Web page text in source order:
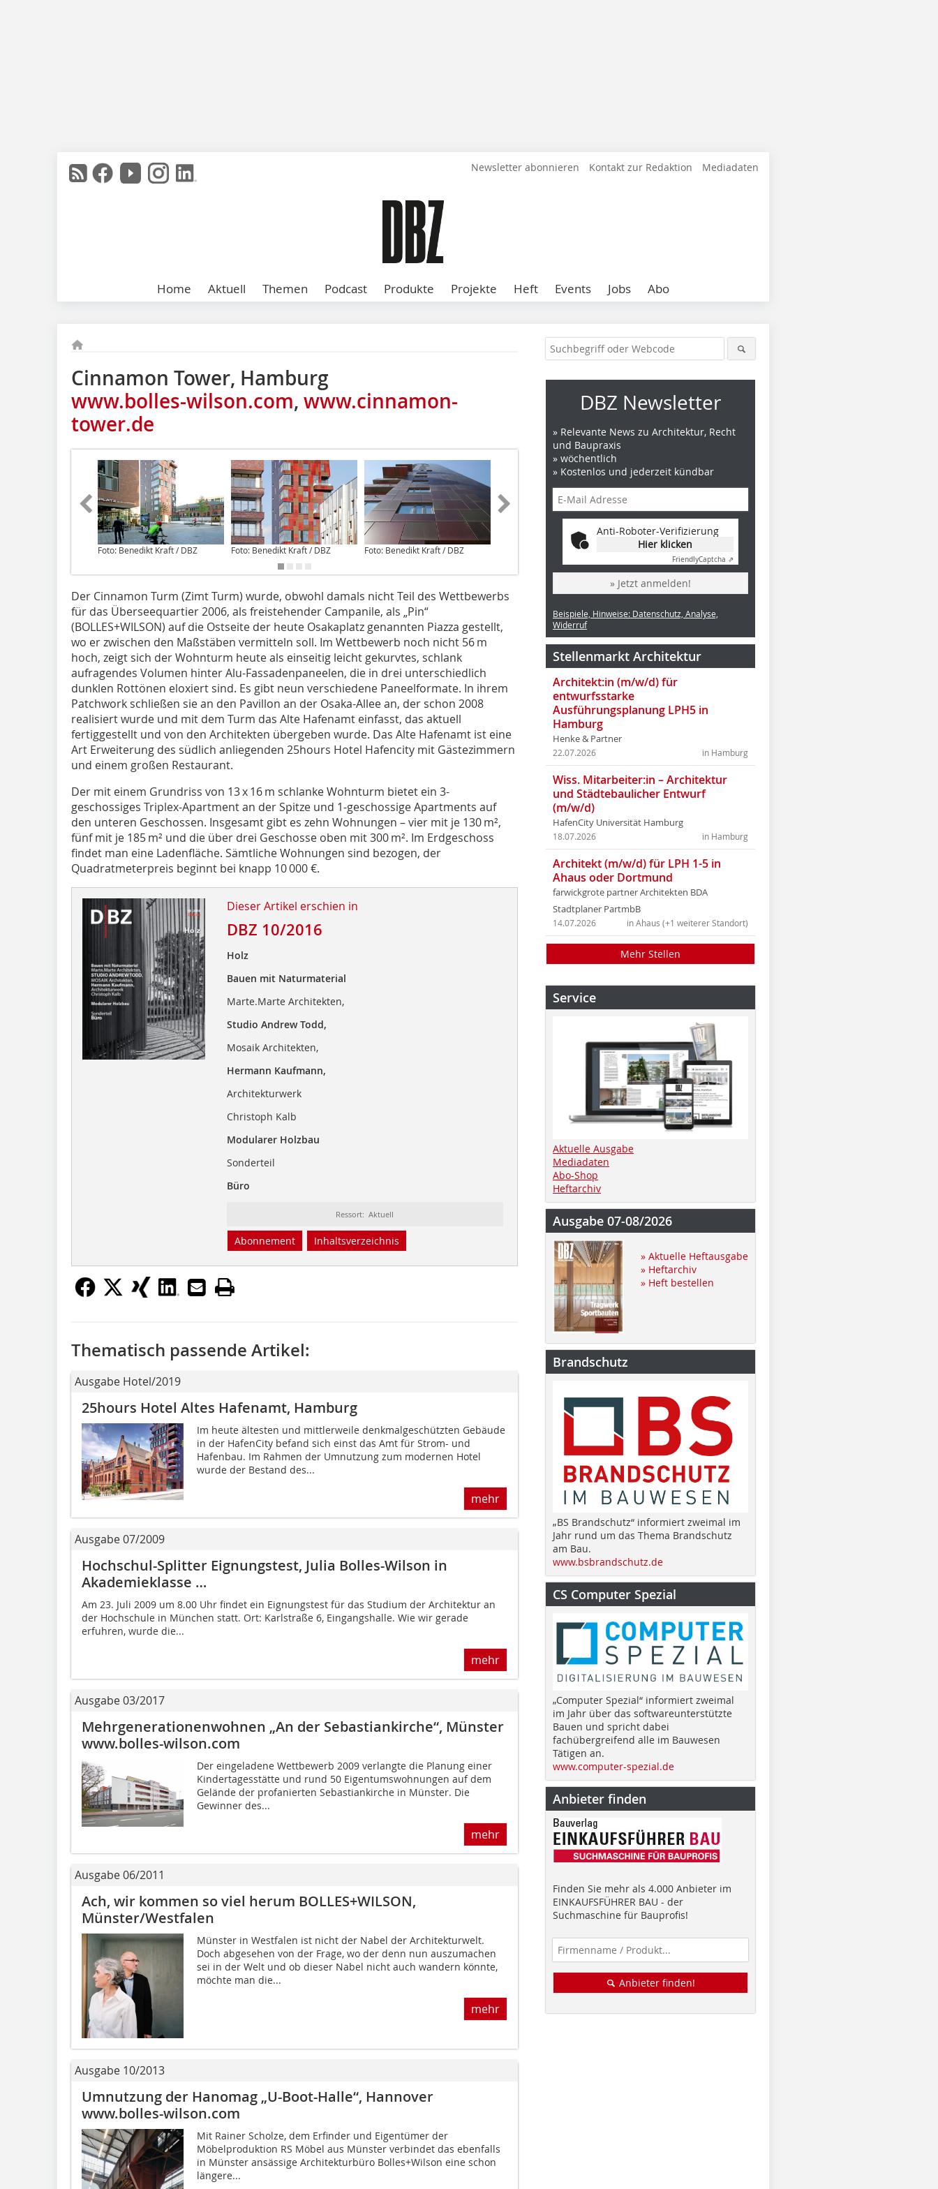
Newsletter abonnieren Kontakt zur Redaktion Mediadaten
Home Aktuell Themen Podcast Produkte Projekte Heft Events Jobs Abo
Cinnamon Tower, Hamburg
www.bolles-wilson.com, www.cinnamon-
tower.de
Foto: Benedikt Kraft / DBZ Foto: Benedikt Kraft / DBZ Foto: Benedikt Kraft / DBZ Foto: Benedikt Kraft / DBZ Foto: Benedikt Kraft / DBZ
Der Cinnamon Turm (Zimt Turm) wurde, obwohl damals nicht Teil des Wettbewerbs
für das Überseequartier 2006, als freistehender Campanile, als „Pin“
(BOLLES+WILSON) auf die Ostseite der heute Osakaplatz genannten Piazza gestellt,
wo er zwischen den Maßstäben vermitteln soll. Im Wettbewerb noch nicht 56 m
hoch, zeigt sich der Wohnturm heute als einseitig leicht gekurvtes, schlank
aufragendes Volumen hinter Alu-Fassadenpaneelen, die in drei unterschiedlich
dunklen Rottönen eloxiert sind. Es gibt neun verschiedene Paneelformate. In ihrem
Patchwork schließen sie an den Pavillon an der Osaka-Allee an, der schon 2008
realisiert wurde und mit dem Turm das Alte Hafenamt einfasst, das aktuell
fertiggestellt und von den Architekten übergeben wurde. Das Alte Hafenamt ist eine
Art Erweiterung des südlich anliegenden 25hours Hotel Hafencity mit Gästezimmern
und einem großen Restaurant.
Der mit einem Grundriss von 13 x 16 m schlanke Wohnturm bietet ein 3-
geschossiges Triplex-Apartment an der Spitze und 1-geschossige Apartments auf
den unteren Geschossen. Insgesamt gibt es zehn Wohnun­gen – vier mit je 130 m²,
fünf mit je 185 m² und die über drei Geschosse oben mit 300 m². Im Erdgeschoss
findet man eine Ladenfläche. Sämtliche Wohnungen sind bezogen, der
Quadratmeterpreis beginnt bei knapp 10 000 €.
Dieser Artikel erschien in
DBZ 10/2016
Holz
Bauen mit Naturmaterial
Marte.Marte Architekten,
Studio Andrew Todd,
Mosaik Architekten,
Hermann Kaufmann,
Architekturwerk
Christoph Kalb
Modularer Holzbau
Sonderteil
Büro
Ressort: Aktuell
Abonnement Inhaltsverzeichnis
Thematisch passende Artikel:
Ausgabe Hotel/2019
25hours Hotel Altes Hafenamt, Hamburg
Im heute ältesten und mittlerweile denkmalgeschützten Gebäude
in der HafenCity befand sich einst das Amt für Strom- und
Hafenbau. Im Rahmen der Umnutzung zum modernen Hotel
wurde der Bestand des...
mehr
Ausgabe 07/2009
Hochschul-Splitter Eignungstest, Julia Bolles-Wilson in
Akademieklasse …
Am 23. Juli 2009 um 8.00 Uhr findet ein Eignungstest für das Studium der Architektur an
der Hochschule in München statt. Ort: Karlstraße 6, Eingangshalle. Wie wir gerade
erfuhren, wurde die...
mehr
Ausgabe 03/2017
Mehrgenerationenwohnen „An der Sebastiankirche“, Münster
www.bolles-wilson.com
Der eingeladene Wettbewerb 2009 verlangte die Planung einer
Kindertagesstätte und rund 50 Eigentumswohnungen auf dem
Gelände der profanierten Sebastiankirche in Münster. Die
Gewinner des...
mehr
Ausgabe 06/2011
Ach, wir kommen so viel herum BOLLES+WILSON,
Münster/Westfalen
Münster in Westfalen ist nicht der Nabel der Architekturwelt.
Doch abgesehen von der Frage, wo der denn nun auszumachen
sei in der Welt und ob dieser Nabel nicht auch wandern könnte,
möchte man die...
mehr
Ausgabe 10/2013
Umnutzung der Hanomag „U-Boot-Halle“, Hannover
www.bolles-wilson.com
Mit Rainer Scholze, dem Erfinder und Eigentümer der
Möbelproduktion RS Möbel aus Münster verbindet das ebenfalls
in Münster ansässige Architekturbüro Bolles+Wilson eine schon
längere...
DBZ Newsletter
» Relevante News zu Architektur, Recht
und Baupraxis
» wöchentlich
» Kostenlos und jederzeit kündbar
Anti-Roboter-Verifizierung
Hier klicken
FriendlyCaptcha ⇗
» Jetzt anmelden!
Beispiele, Hinweise: Datenschutz, Analyse,
Widerruf
Stellenmarkt Architektur
Architekt:in (m/w/d) für
entwurfsstarke
Ausführungsplanung LPH5 in
Hamburg
Henke & Partner
in Hamburg
22.07.2026
Wiss. Mitarbeiter:in – Architektur
und Städtebaulicher Entwurf
(m/w/d)
HafenCity Universität Hamburg
in Hamburg
18.07.2026
Architekt (m/w/d) für LPH 1-5 in
Ahaus oder Dortmund
farwickgrote partner Architekten BDA
Stadtplaner PartmbB
in Ahaus (+1 weiterer Standort)
14.07.2026
Mehr Stellen
Service
Aktuelle Ausgabe
Mediadaten
Abo-Shop
Heftarchiv
Ausgabe 07-08/2026
» Aktuelle Heftausgabe
» Heftarchiv
» Heft bestellen
Brandschutz
„BS Brandschutz“ informiert zweimal im
Jahr rund um das Thema Brandschutz
am Bau.
www.bsbrandschutz.de
CS Computer Spezial
„Computer Spezial“ informiert zweimal
im Jahr über das softwareunterstützte
Bauen und spricht dabei
fachübergreifend alle im Bauwesen
Tätigen an.
www.computer-spezial.de
Anbieter finden
Finden Sie mehr als 4.000 Anbieter im
EINKAUFSFÜHRER BAU - der
Suchmaschine für Bauprofis!
Anbieter finden!